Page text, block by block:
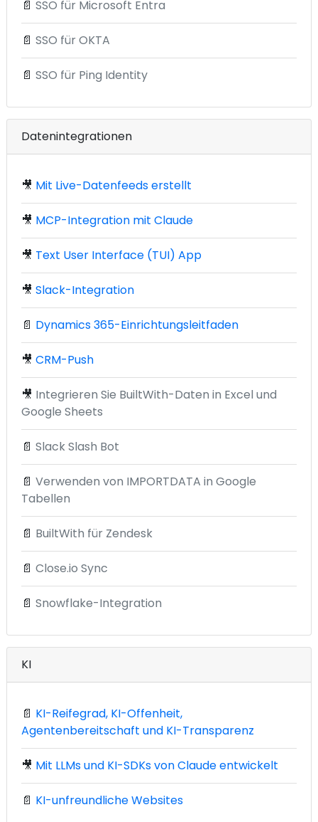
📄 SSO für Microsoft Entra
📄 SSO für OKTA
📄 SSO für Ping Identity
Datenintegrationen
🎥 Mit Live-Datenfeeds erstellt
🎥 MCP-Integration mit Claude
🎥 Text User Interface (TUI) App
🎥 Slack-Integration
📄 Dynamics 365-Einrichtungsleitfaden
🎥 CRM-Push
🎥 Integrieren Sie BuiltWith-Daten in Excel und
Google Sheets
📄 Slack Slash Bot
📄 Verwenden von IMPORTDATA in Google
Tabellen
📄 BuiltWith für Zendesk
📄 Close.io Sync
📄 Snowflake-Integration
KI
📄 KI-Reifegrad, KI-Offenheit,
Agentenbereitschaft und KI-Transparenz
🎥 Mit LLMs und KI-SDKs von Claude entwickelt
📄 KI-unfreundliche Websites